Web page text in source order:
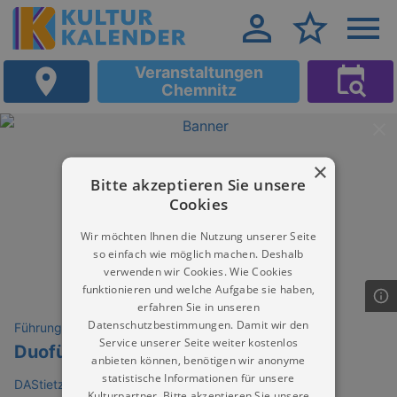
Veranstaltungen
Chemnitz
Führungen
Duoführung Künstler + Kurator
DAStietz - Neue Sächsische Galerie - Neue Chemnitzer
×
Bitte akzeptieren Sie unsere
Cookies
Wir möchten Ihnen die Nutzung unserer Seite
so einfach wie möglich machen. Deshalb
verwenden wir Cookies. Wie Cookies
funktionieren und welche Aufgabe sie haben,
erfahren Sie in unseren
Datenschutzbestimmungen. Damit wir den
Service unserer Seite weiter kostenlos
anbieten können, benötigen wir anonyme
statistische Informationen für unsere